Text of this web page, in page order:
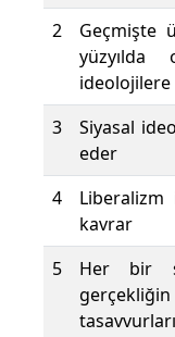
2
Geçmişte
yüzyılda
ideolojilere
3
Siyasal
eder
4
Liberalizm
kavrar
5
Her bir